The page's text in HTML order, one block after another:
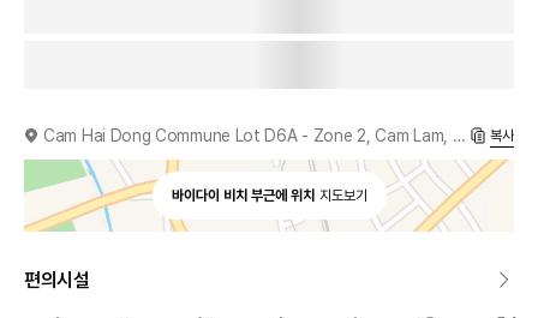
Cam Hai Dong Commune Lot D6A - Zone 2, Cam Lam, 650000, VN 복사
바이다이 비치 부근에 위치 지도보기
편의시설